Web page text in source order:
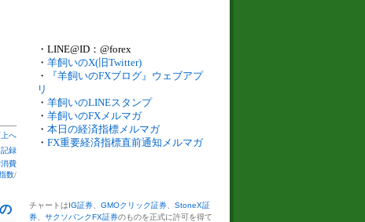
へ
録
費
数/
・LINE@ID：@forex
・ 羊飼いのX(旧Twitter)
・
『羊飼いのFXブログ』ウェブアプ
リ
・ 羊飼いのLINEスタンプ
・ 羊飼いのFXメルマガ
・ 本日の経済指標メルマガ
・ FX重要経済指標直前通知メルマガ
チャートはIG証券 GMOクリック証券
StoneX証
券
サクソバンクFX証券のものを正式に許可を得て